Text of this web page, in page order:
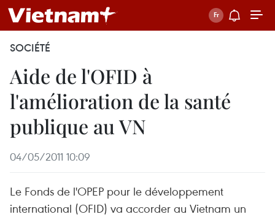
SOCIÉTÉ
Aide de l'OFID à
l'amélioration de la santé
publique au VN
04/05/2011 10:09
Le Fonds de l'OPEP pour le développement
international (OFID) va accorder au Vietnam un